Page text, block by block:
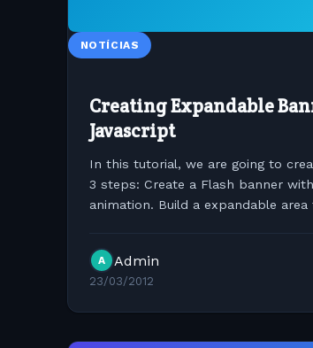
NOTÍCIAS
Creating Expandable
Javascript
In this tutorial, we are going to
3 steps: Create a Flash banner
animation. Build a expandable
A Admin
23/03/2012